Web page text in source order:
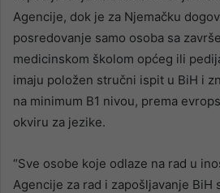
Agencije, dok je za Njemačku
posredovanje samo osoba sa
medicinskom školom općeg ili
imaju položen stručni ispit u BiH i
na minimum B1 nivou, prema
okviru za jezike.
“Sve osobe koje odlaze na rad u
Agencije za rad i zapošljavanje BiH